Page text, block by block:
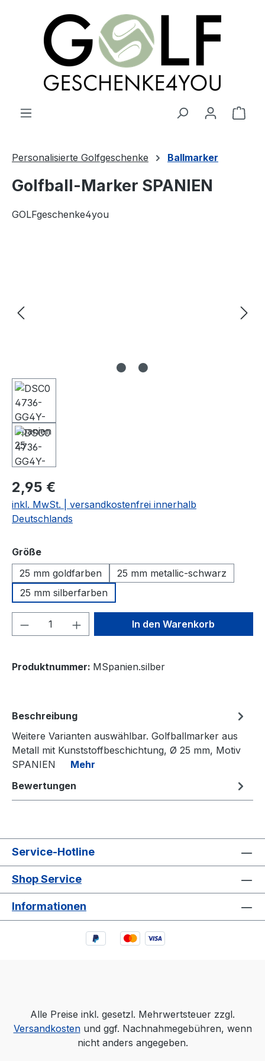
springen
Personalisierte Golfgeschenke Ballmarker
Golfball-Marker SPANIEN
GOLFgeschenke4you
2,95 €
inkl. MwSt. | versandkostenfrei innerhalb
Deutschlands
Größeauswählen
25 mm goldfarben
25 mm metallic-schwarz
25 mm silberfarben
Produkt Anzahl: Gib denIn den Warenkorb
Produktnummer: MSpanien.silber
Beschreibung
Weitere Varianten auswählbar. Golfballmarker aus
Metall mit Kunststoffbeschichtung, Ø 25 mm, Motiv
SPANIEN Mehr
Bewertungen
Service-Hotline
Shop Service
Informationen
Alle Preise inkl. gesetzl. Mehrwertsteuer zzgl.
Versandkostenund ggf. Nachnahmegebühren, wenn
nicht anders angegeben.